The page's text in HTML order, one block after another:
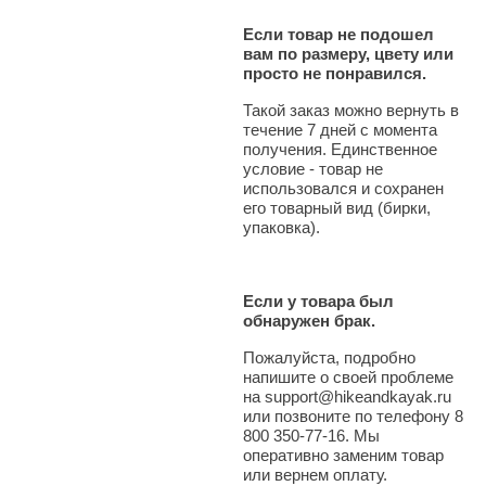
Если товар не подошел
вам по размеру, цвету или
просто не понравился.
Такой заказ можно вернуть в
течение 7 дней с момента
получения. Единственное
условие - товар не
использовался и сохранен
его товарный вид (бирки,
упаковка).
Если у товара был
обнаружен брак.
Пожалуйста, подробно
напишите о своей проблеме
на support@hikeandkayak.ru
или позвоните по телефону 8
800 350-77-16. Мы
оперативно заменим товар
или вернем оплату.